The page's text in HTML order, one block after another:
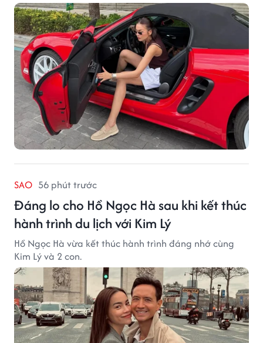
SAO 56 phút trước
Đáng lo cho Hồ Ngọc Hà sau khi kết thúc
hành trình du lịch với Kim Lý
Hồ Ngọc Hà vừa kết thúc hành trình đáng nhớ cùng
Kim Lý và 2 con.